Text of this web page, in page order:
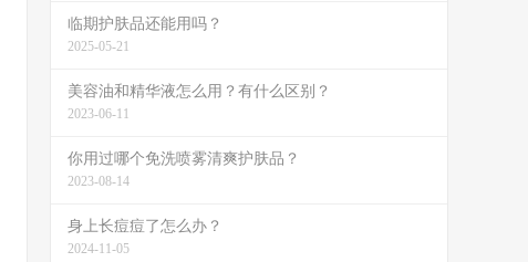
临期护肤品还能用吗？
2025-05-21
美容油和精华液怎么用？有什么区别？
2023-06-11
你用过哪个免洗喷雾清爽护肤品？
2023-08-14
身上长痘痘了怎么办？
2024-11-05